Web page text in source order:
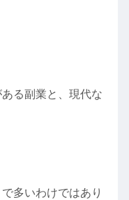
る副業と、現代な
多いわけではあり